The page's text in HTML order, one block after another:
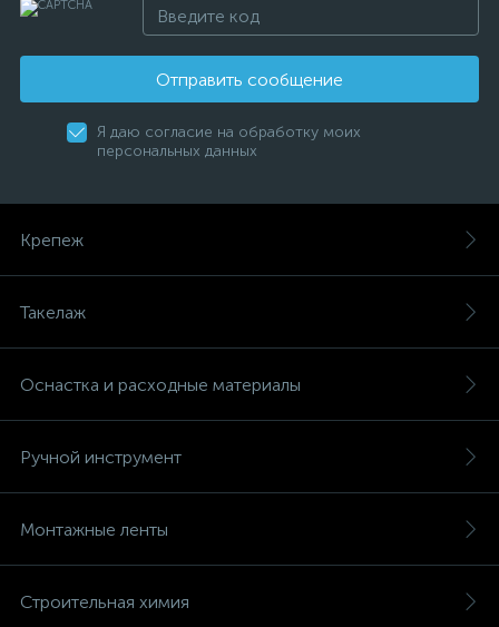
Отправить сообщение
Я даю согласие на обработку моих
персональных данных
Крепеж
Такелаж
Оснастка и расходные материалы
Ручной инструмент
Монтажные ленты
Строительная химия